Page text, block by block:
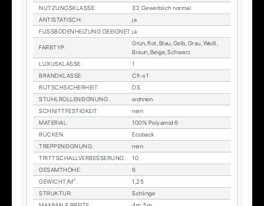
NUT­ZUNGS­KLAS­SE:
32 Ge­werb­lich nor­mal
AN­TI­STA­TISCH:
ja
FUSS­BO­DEN­HEI­ZUNG GE­EIG­NET:ja
FARB­TYP:
Grün, Rot, Blau, Gelb, Grau, Weiß,
Braun, Beige, Schwarz
LU­XUS­KLAS­SE:
1
BRAND­KLAS­SE:
Cfl-s1
RUTSCH­SI­CHER­HEIT:
DS
STUHL­ROL­LEN­EIG­NUNG:
woh­nen
SCHNITT­FES­TIG­KEIT:
nein
MA­TE­RI­AL :
100% Po­ly­amid 6
RÜ­CKEN:
Eco­back
TREP­PEN­EIG­NUNG:
nein
TRITT­SCHALL­VER­BES­SE­RUNG:
10
GE­SAMT­HÖ­HE:
6
GE­WICHT/M²:
1,25
STRUK­TUR:
Schlin­ge